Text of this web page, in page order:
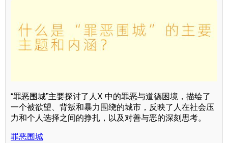
“罪恶围城”主要探讨了人X 中的罪恶与道德困境，描绘了
一个被欲望、背叛和暴力围绕的城市，反映了人在社会压
力和个人选择之间的挣扎，以及对善与恶的深刻思考。
罪恶围城